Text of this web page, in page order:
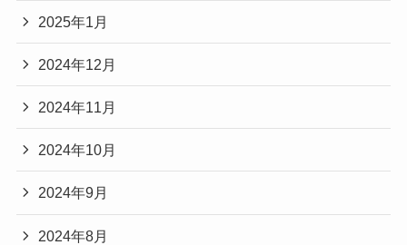
2025年1月
2024年12月
2024年11月
2024年10月
2024年9月
2024年8月